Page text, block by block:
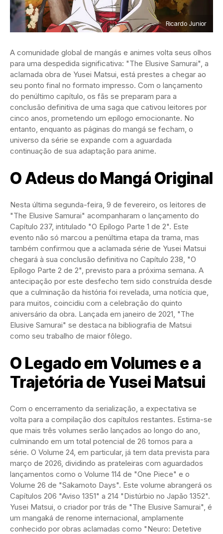
Ricardo Junior
A comunidade global de mangás e animes volta seus olhos
para uma despedida significativa: "The Elusive Samurai", a
aclamada obra de Yusei Matsui, está prestes a chegar ao
seu ponto final no formato impresso. Com o lançamento
do penúltimo capítulo, os fãs se preparam para a
conclusão definitiva de uma saga que cativou leitores por
cinco anos, prometendo um epílogo emocionante. No
entanto, enquanto as páginas do mangá se fecham, o
universo da série se expande com a aguardada
continuação de sua adaptação para anime.
O Adeus do Mangá Original
Nesta última segunda-feira, 9 de fevereiro, os leitores de
"The Elusive Samurai" acompanharam o lançamento do
Capítulo 237, intitulado "O Epílogo Parte 1 de 2". Este
evento não só marcou a penúltima etapa da trama, mas
também confirmou que a aclamada série de Yusei Matsui
chegará à sua conclusão definitiva no Capítulo 238, "O
Epílogo Parte 2 de 2", previsto para a próxima semana. A
antecipação por este desfecho tem sido construída desde
que a culminação da história foi revelada, uma notícia que,
para muitos, coincidiu com a celebração do quinto
aniversário da obra. Lançada em janeiro de 2021, "The
Elusive Samurai" se destaca na bibliografia de Matsui
como seu trabalho de maior fôlego.
O Legado em Volumes e a
Trajetória de Yusei Matsui
Com o encerramento da serialização, a expectativa se
volta para a compilação dos capítulos restantes. Estima-se
que mais três volumes serão lançados ao longo do ano,
culminando em um total potencial de 26 tomos para a
série. O Volume 24, em particular, já tem data prevista para
março de 2026, dividindo as prateleiras com aguardados
lançamentos como o Volume 114 de "One Piece" e o
Volume 26 de "Sakamoto Days". Este volume abrangerá os
Capítulos 206 "Aviso 1351" a 214 "Distúrbio no Japão 1352".
Yusei Matsui, o criador por trás de "The Elusive Samurai", é
um mangaká de renome internacional, amplamente
conhecido por obras aclamadas como "Neuro: Detetive